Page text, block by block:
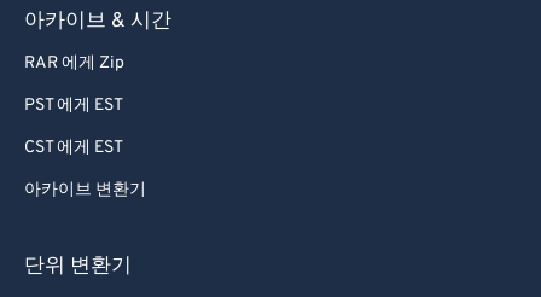
아카이브 & 시간
RAR 에게 Zip
PST 에게 EST
CST 에게 EST
아카이브 변환기
단위 변환기